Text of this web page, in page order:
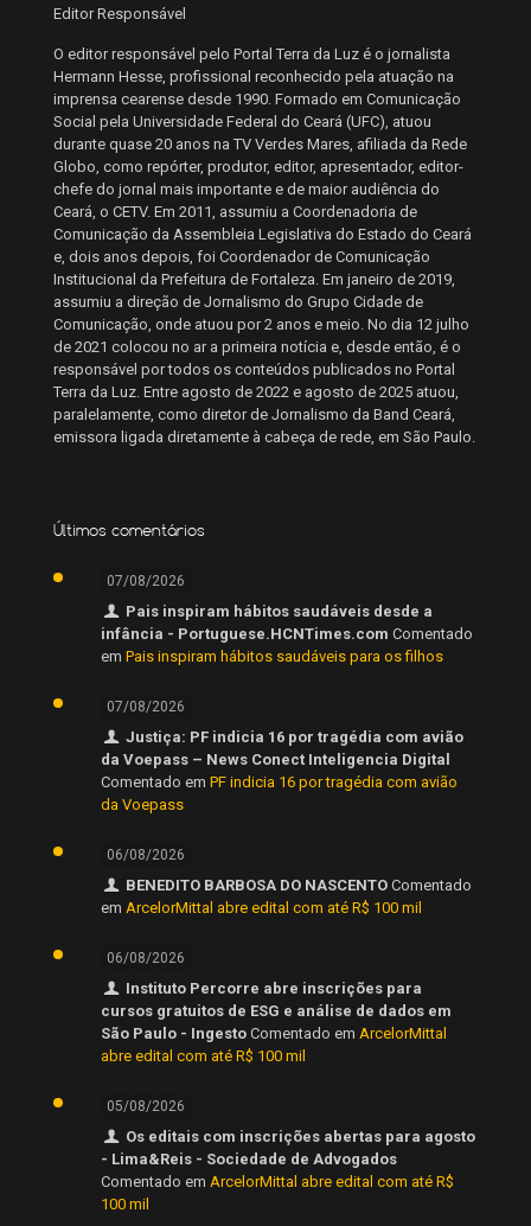
Editor Responsável
O editor responsável pelo Portal Terra da Luz é o jornalista
Hermann Hesse, profissional reconhecido pela atuação na
imprensa cearense desde 1990. Formado em Comunicação
Social pela Universidade Federal do Ceará (UFC), atuou
durante quase 20 anos na TV Verdes Mares, afiliada da Rede
Globo, como repórter, produtor, editor, apresentador, editor-
chefe do jornal mais importante e de maior audiência do
Ceará, o CETV. Em 2011, assumiu a Coordenadoria de
Comunicação da Assembleia Legislativa do Estado do Ceará
e, dois anos depois, foi Coordenador de Comunicação
Institucional da Prefeitura de Fortaleza. Em janeiro de 2019,
assumiu a direção de Jornalismo do Grupo Cidade de
Comunicação, onde atuou por 2 anos e meio. No dia 12 julho
de 2021 colocou no ar a primeira notícia e, desde então, é o
responsável por todos os conteúdos publicados no Portal
Terra da Luz. Entre agosto de 2022 e agosto de 2025 atuou,
paralelamente, como diretor de Jornalismo da Band Ceará,
emissora ligada diretamente à cabeça de rede, em São Paulo.
Últimos comentários
07/08/2026
Pais inspiram hábitos saudáveis desde a
infância - Portuguese.HCNTimes.com Comentado
em Pais inspiram hábitos saudáveis para os filhos
07/08/2026
Justiça: PF indicia 16 por tragédia com avião
da Voepass – News Conect Inteligencia Digital
Comentado em PF indicia 16 por tragédia com avião
da Voepass
06/08/2026
BENEDITO BARBOSA DO NASCENTO Comentado
em ArcelorMittal abre edital com até R$ 100 mil
06/08/2026
Instituto Percorre abre inscrições para
cursos gratuitos de ESG e análise de dados em
São Paulo - Ingesto Comentado em ArcelorMittal
abre edital com até R$ 100 mil
05/08/2026
Os editais com inscrições abertas para agosto
- Lima&Reis - Sociedade de Advogados
Comentado em ArcelorMittal abre edital com até R$
100 mil